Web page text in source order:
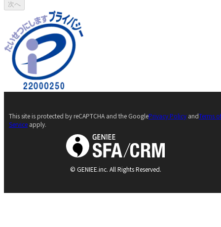
次へ
© GENIEE.inc. All Rights Reserved.
This site is protected by reCAPTCHA and the GooglePrivacy Policy andTerms
Service apply.